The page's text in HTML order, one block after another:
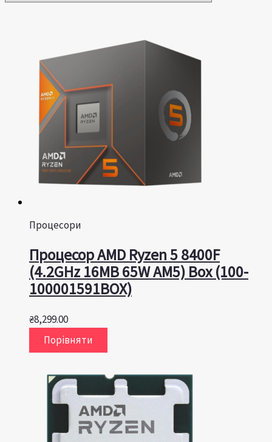
Процесори
Процесор AMD Ryzen 5 8400F
(4.2GHz 16MB 65W AM5) Box (100-
100001591BOX)
₴8,299.00
Порівняти